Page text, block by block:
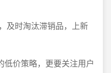
及时淘汰滞销品，上新
价策略，更要关注用户